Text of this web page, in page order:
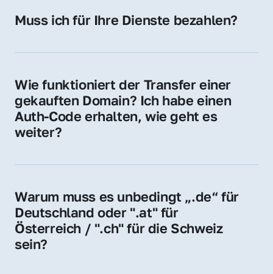
Gebühren an. Diese bewegen sich für .de
Muss ich für Ihre Dienste bezahlen?
der Domain – ohne zusätzliche Vermittlungs-
Wie funktioniert der Transfer einer
gekauften Domain? Ich habe einen
Auth-Code erhalten, wie geht es
weiter?
Provider, die Domain zu übernehmen. Gerne
schnellen Prozess.
Warum muss es unbedingt „.de“ für
Deutschland oder ".at" für
Österreich / ".ch" für die Schweiz
sein?